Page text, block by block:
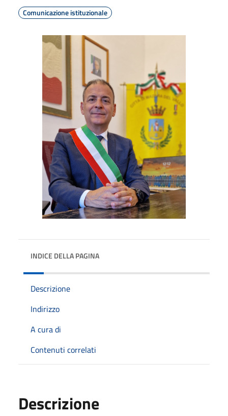
Comunicazione istituzionale
INDICE DELLA PAGINA
Descrizione
Indirizzo
A cura di
Contenuti correlati
Descrizione